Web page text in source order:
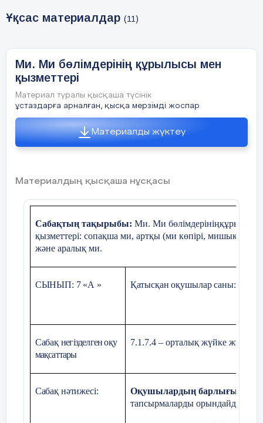
заты ішінде
Үлкен ми
жүлгелері:
маңдай, төбе,
шүйде, самай.
сезімталдығына
Шүйде- көру
Самай бөлігінде
орналасқан.
Ұқсас материалдар (11)
Ми. Ми бөлімдерінің құрылысы мен
қызметтері
Материал туралы қысқаша түсінік
ұстаздарға арналған, қысқа мерзімді жоспар
Материалды жүктеу
Материалдың қысқаша нұсқасы
Сабақтың тақырыбы: Ми. Ми
қызметтері: сопақша ми, артқы (ми көпірі, мишық),
және аралық ми.
СЫНЫП: 7 «А » Қатысқан оқушылар саны:
Сабақ негізделген оқу
мақсаттары
7.1.7.4 – орталық жүйке жүйесі
Сабақ нәтижесі:
Оқушылардың барлығы
тапсырмаларды орындайды.